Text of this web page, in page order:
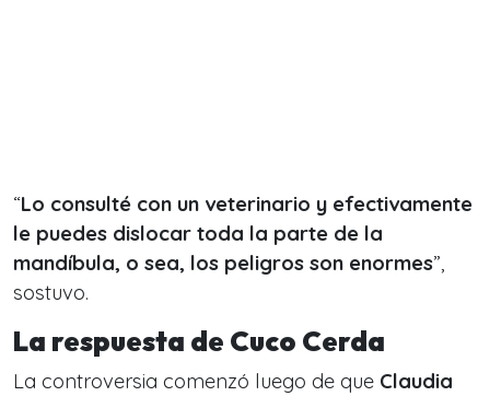
“Lo consulté con un veterinario y efectivamente
le puedes dislocar toda la parte de la
mandíbula, o sea, los peligros son enormes”,
sostuvo.
La respuesta de Cuco Cerda
La controversia comenzó luego de que Claudia